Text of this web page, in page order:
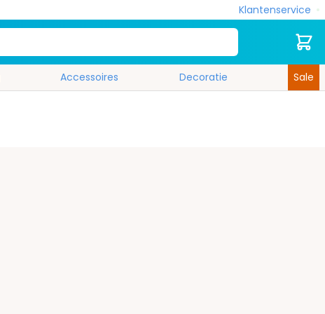
Klantenservice
Zoek Cart
Accessoires Decoratie
Sale